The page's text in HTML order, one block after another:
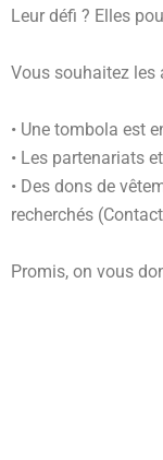
Leur défi ? Elles
Vous souhaitez les
• Une tombola est
• Les partenariats
• Des dons de
recherchés
Promis, on vous